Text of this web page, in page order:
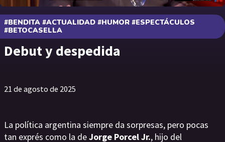
#BENDITA #ACTUALIDAD #HUMOR #ESPECTÁCULOS
#BETOCASELLA
Debut y despedida
21 de agosto de 2025
La política argentina siempre da sorpresas, pero pocas
tan exprés como la deJorge Porcel Jr., hijo del